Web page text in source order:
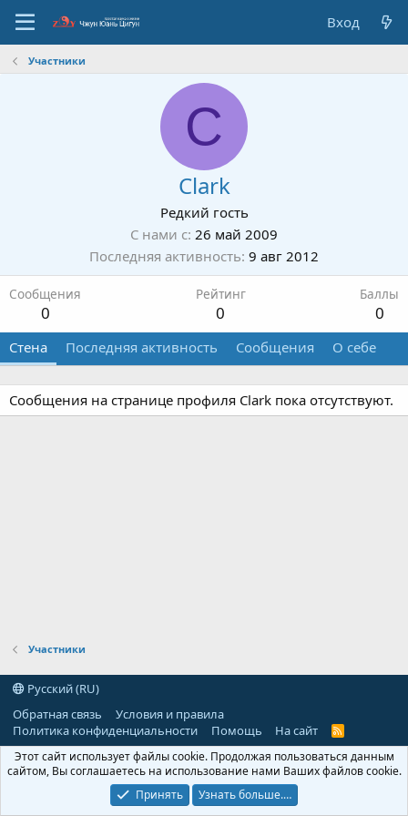
Вход
Участники
C
Clark
Редкий гость
С нами с 26 май 2009
Последняя активность 9 авг 2012
Сообщения
0
Рейтинг
0
Баллы
0
Стена Последняя активность Сообщения О себе
Сообщения на странице профиля Clark пока отсутствуют.
Участники
Русский (RU)
Обратная связь
Условия и правила
Политика конфиденциальности
Помощь На сайт
R
S
Этот сайт использует файлы cookie. Продолжая пользоваться данным
сайтом, Вы соглашаетесь на использование нами Ваших файлов cookie.
Принять
Узнать больше.…